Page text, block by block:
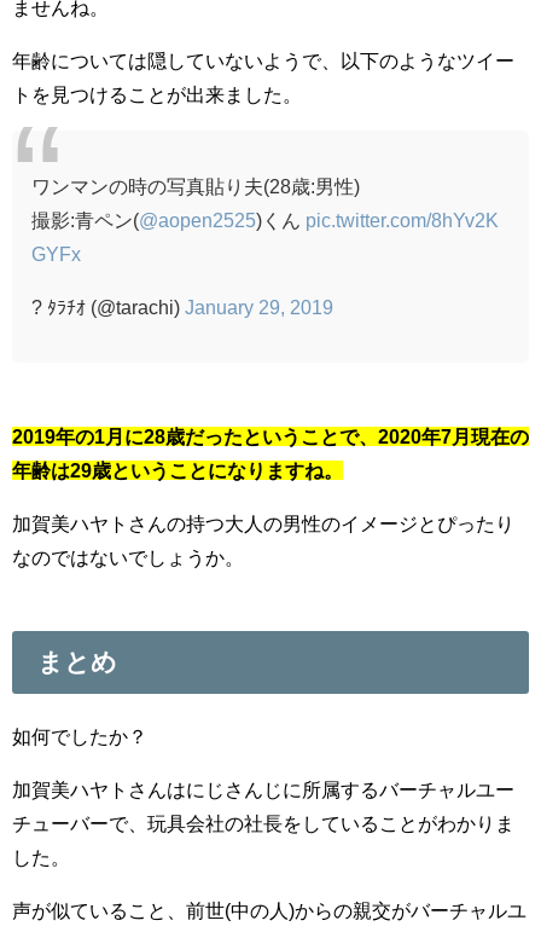
ませんね。
年齢については隠していないようで、以下のようなツイー
トを見つけることが出来ました。
ワンマンの時の写真貼り夫(28歳:男性)
撮影:青ペン(@aopen2525)くん pic.twitter.com/8hYv2K
GYFx
? ﾀﾗﾁｵ (@tarachi) January 29, 2019
2019年の1月に28歳だったということで、2020年7月現在の
年齢は29歳ということになりますね。
加賀美ハヤトさんの持つ大人の男性のイメージとぴったり
なのではないでしょうか。
まとめ
如何でしたか？
加賀美ハヤトさんはにじさんじに所属するバーチャルユー
チューバーで、玩具会社の社長をしていることがわかりま
した。
声が似ていること、前世(中の人)からの親交がバーチャルユ